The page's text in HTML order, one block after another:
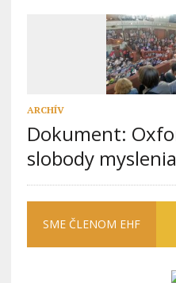
ARCHÍV
Dokument:
slobody
SME ČLENOM EHF